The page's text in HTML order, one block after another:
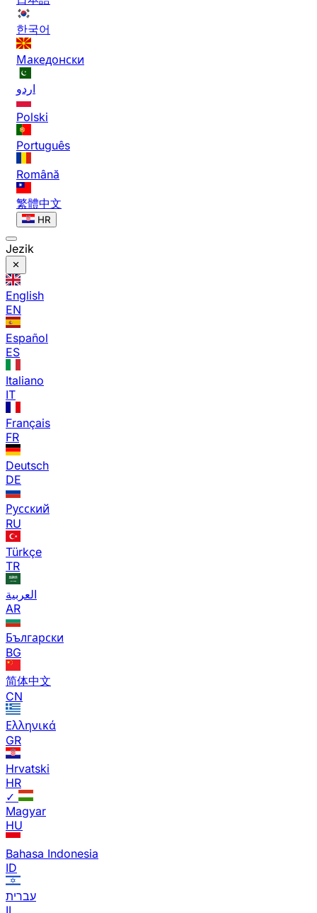
한국어
Македонски
اردو
Polski
Português
Română
繁體中文
HR
Jezik
English
EN
Español
ES
Italiano
IT
Français
FR
Deutsch
DE
Русский
RU
Türkçe
TR
العربية
AR
Български
BG
简体中文
CN
Ελληνικά
GR
Hrvatski
HR
✓
Magyar
HU
Bahasa Indonesia
ID
עברית
IL